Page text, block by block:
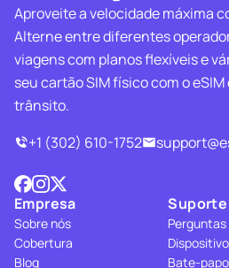
Aproveite a velocidade máxima
Alterne entre diferentes
viagens com planos flexíveis e
seu cartão SIM físico com o
trânsito.
+1 (302) 610-1752
Empresa
Sobre nós
Cobertura
Blog
Suporte
Bate-